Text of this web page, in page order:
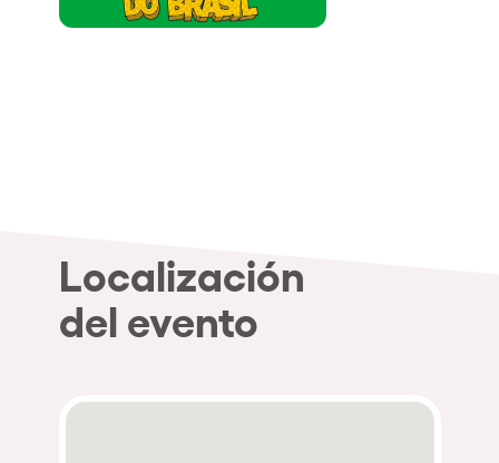
Aviso Legal
Localización
del evento